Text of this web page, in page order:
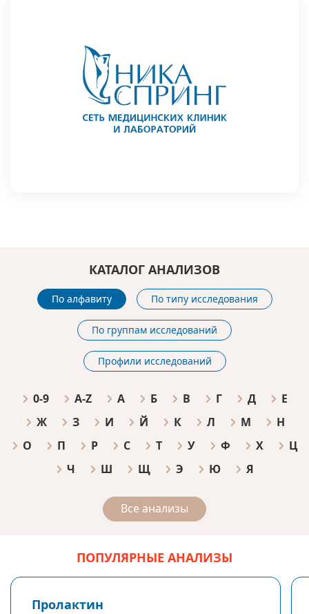
КАТАЛОГ АНАЛИЗОВ
По алфавиту По типу исследования
По группам исследований
Профили исследований
0-9 A-Z А Б В Г Д
Е
Ж
З И Й К Л М
Н
О
П Р С Т У Ф Х
Ц
Ч
Ш Щ Э Ю Я
Все анализы
ПОПУЛЯРНЫЕ АНАЛИЗЫ
Пролактин